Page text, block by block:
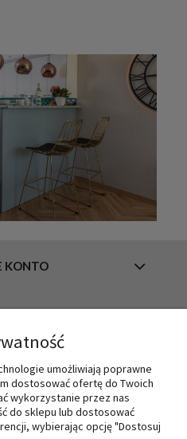
KONTO
NAS
umożliwiają poprawne
dostosować ofertę do Twoich
wykorzystanie przez nas
do sklepu lub dostosować
wybierając opcję "Dostosuj